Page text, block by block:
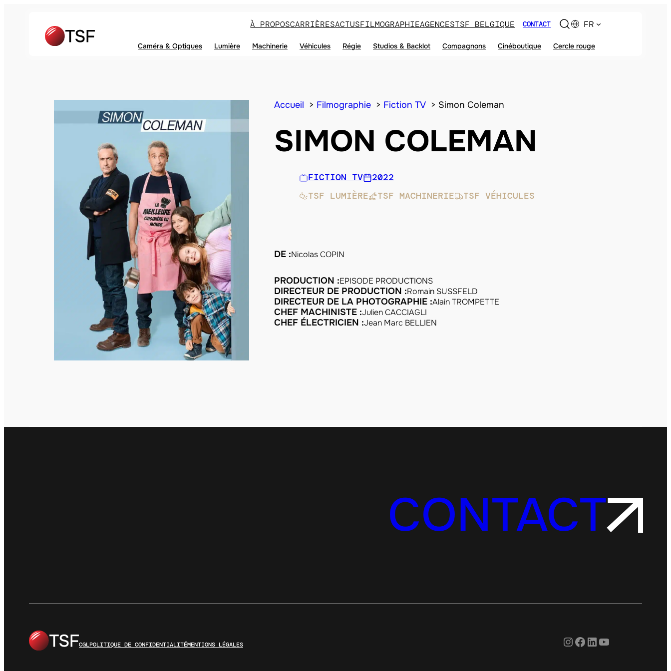
À PROPOSCARRIÈRESACTUSFILMOGRAPHIEAGENCESTSF BELGIQUE CONTACT FR
Caméra & Optiques Lumière Machinerie Véhicules Régie Studios & Backlot Compagnons Cinéboutique Cercle rouge
Accueil Filmographie Fiction TV Simon Coleman
SIMON COLEMAN
FICTION TV
2022
TSF LUMIÈRE
TSF MACHINERIE TSF VÉHICULES
DE :Nicolas COPIN
PRODUCTION :EPISODE PRODUCTIONS
DIRECTEUR DE PRODUCTION :Romain SUSSFELD
DIRECTEUR DE LA PHOTOGRAPHIE :Alain TROMPETTE
CHEF MACHINISTE :Julien CACCIAGLI
CHEF ÉLECTRICIEN :Jean Marc BELLIEN
CONTACT
CGLPOLITIQUE DE CONFIDENTIALITÉMENTIONS LÉGALES Instagram
Facebook
LinkedIn
YouTube